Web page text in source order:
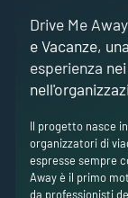
Il progetto nasce
organizzatori di
espresse sempre
Away è il primo
da professionisti